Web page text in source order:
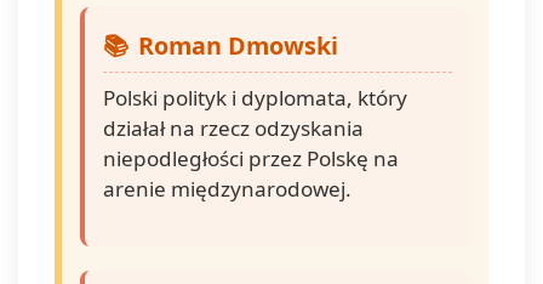
Roman Dmowski
Polski polityk i dyplomata, który
działał na rzecz odzyskania
niepodległości przez Polskę na
arenie międzynarodowej.